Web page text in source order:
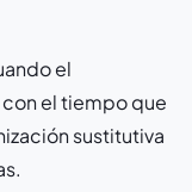
el
el tiempo que
sustitutiva